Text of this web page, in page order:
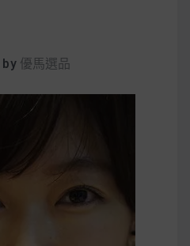
by 優馬選品